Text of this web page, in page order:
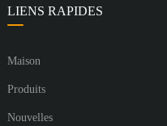
LIENS RAPIDES
Maison
Produits
Nouvelles